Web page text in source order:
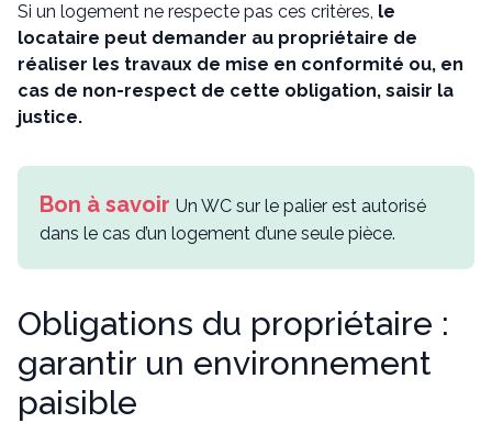
Si un logement ne respecte pas ces critères, le
locataire peut demander au propriétaire de
réaliser les travaux de mise en conformité ou, en
cas de non-respect de cette obligation, saisir la
justice.
Un WC sur le palier est autorisé
dans le cas d’un logement d’une seule pièce.
Obligations du propriétaire :
garantir un environnement
paisible